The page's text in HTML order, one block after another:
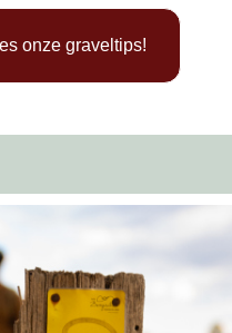
onze graveltips!